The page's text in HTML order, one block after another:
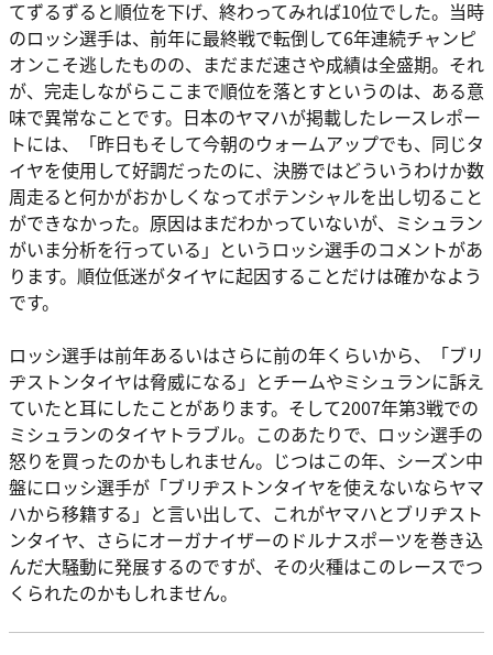
てずるずると順位を下げ、終わってみれば10位でした。当時
のロッシ選手は、前年に最終戦で転倒して6年連続チャンピ
オンこそ逃したものの、まだまだ速さや成績は全盛期。それ
が、完走しながらここまで順位を落とすというのは、ある意
味で異常なことです。日本のヤマハが掲載したレースレポー
トには、「昨日もそして今朝のウォームアップでも、同じタ
イヤを使用して好調だったのに、決勝ではどういうわけか数
周走ると何かがおかしくなってポテンシャルを出し切ること
ができなかった。原因はまだわかっていないが、ミシュラン
がいま分析を行っている」というロッシ選手のコメントがあ
ります。順位低迷がタイヤに起因することだけは確かなよう
です。
ロッシ選手は前年あるいはさらに前の年くらいから、「ブリ
ヂストンタイヤは脅威になる」とチームやミシュランに訴え
ていたと耳にしたことがあります。そして2007年第3戦での
ミシュランのタイヤトラブル。このあたりで、ロッシ選手の
怒りを買ったのかもしれません。じつはこの年、シーズン中
盤にロッシ選手が「ブリヂストンタイヤを使えないならヤマ
ハから移籍する」と言い出して、これがヤマハとブリヂスト
ンタイヤ、さらにオーガナイザーのドルナスポーツを巻き込
んだ大騒動に発展するのですが、その火種はこのレースでつ
くられたのかもしれません。